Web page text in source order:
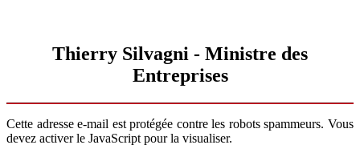
Thierry Silvagni - Ministre des
Entreprises
Cette adresse e-mail est protégée contre les robots spammeurs. Vous
devez activer le JavaScript pour la visualiser.